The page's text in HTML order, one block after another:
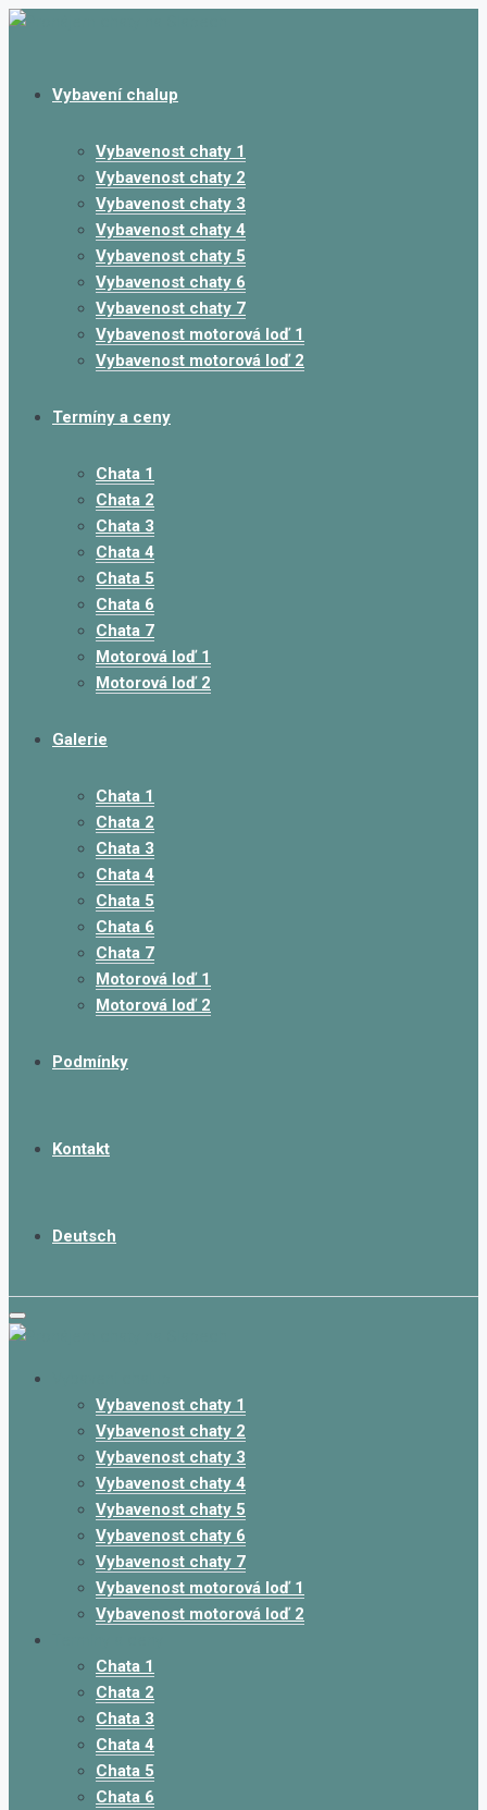
Vybavení chalup
Vybavenost chaty 1
Vybavenost chaty 2
Vybavenost chaty 3
Vybavenost chaty 4
Vybavenost chaty 5
Vybavenost chaty 6
Vybavenost chaty 7
Vybavenost motorová loď 1
Vybavenost motorová loď 2
Termíny a ceny
Chata 1
Chata 2
Chata 3
Chata 4
Chata 5
Chata 6
Chata 7
Motorová loď 1
Motorová loď 2
Galerie
Chata 1
Chata 2
Chata 3
Chata 4
Chata 5
Chata 6
Chata 7
Motorová loď 1
Motorová loď 2
Podmínky
Kontakt
Deutsch
Vybavenost chaty 1
Vybavenost chaty 2
Vybavenost chaty 3
Vybavenost chaty 4
Vybavenost chaty 5
Vybavenost chaty 6
Vybavenost chaty 7
Vybavenost motorová loď 1
Vybavenost motorová loď 2
Chata 1
Chata 2
Chata 3
Chata 4
Chata 5
Chata 6